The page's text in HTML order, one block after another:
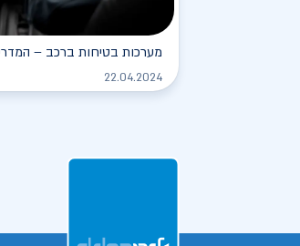
מערכות בטיחות ברכב –
22.04.2024